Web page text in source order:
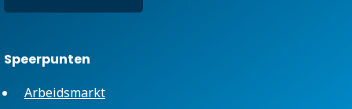
Speerpunten
Arbeidsmarkt